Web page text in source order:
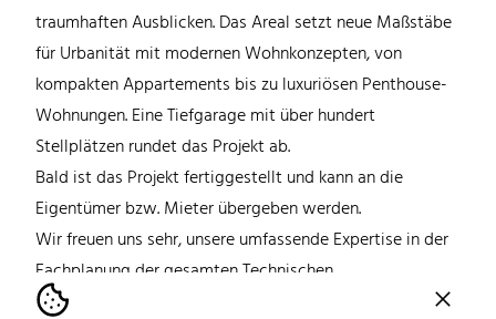
traumhaften Ausblicken. Das Areal setzt neue Maßstäbe
für Urbanität mit modernen Wohnkonzepten, von
kompakten Appartements bis zu luxuriösen Penthouse-
Wohnungen. Eine Tiefgarage mit über hundert
Stellplätzen rundet das Projekt ab.
Bald ist das Projekt fertiggestellt und kann an die
Eigentümer bzw. Mieter übergeben werden.
Wir freuen uns sehr, unsere umfassende Expertise in der
Fachplanung der gesamten Technischen
Gebäudeausrüstung eingebracht zu haben.